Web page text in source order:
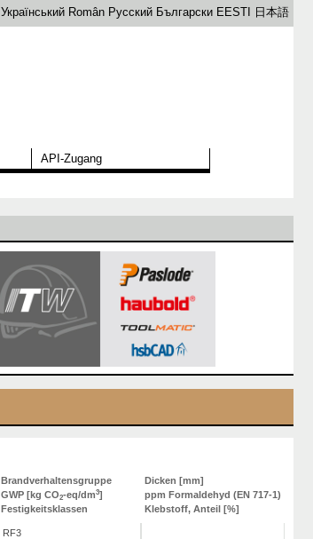
Український Român Русский Български EESTI 日本語
API-Zugang
Brandverhaltensgruppe
Dicken [mm]
GWP [kg CO2-eq/dm3]
ppm Formaldehyd (EN 717-1)
Festigkeitsklassen Klebstoff, Anteil [%]
RF3